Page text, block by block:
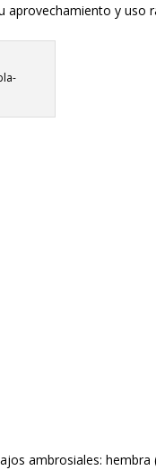
aprovechamiento y uso
ambrosiales: hembra